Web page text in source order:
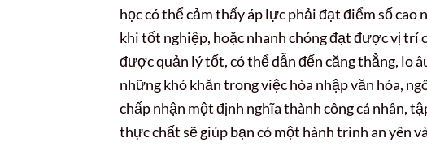
học có thể cảm thấy áp lực phải đạt điểm số
khi tốt nghiệp, hoặc nhanh chóng đạt được vị trí
được quản lý tốt, có thể dẫn đến căng thẳng, lo
những khó khăn trong việc hòa nhập văn hóa,
chấp nhận một định nghĩa thành công cá nhân,
thực chất sẽ giúp bạn có một hành trình an yên